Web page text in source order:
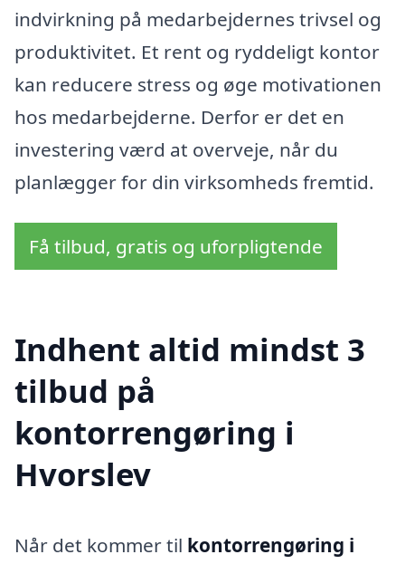
indvirkning på medarbejdernes trivsel og
produktivitet. Et rent og ryddeligt kontor
kan reducere stress og øge motivationen
hos medarbejderne. Derfor er det en
investering værd at overveje, når du
planlægger for din virksomheds fremtid.
Få tilbud, gratis og uforpligtende
Indhent altid mindst 3
tilbud på
kontorrengøring i
Hvorslev
Når det kommer til kontorrengøring i